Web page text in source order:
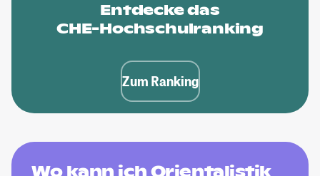
Entdecke das
CHE-Hochschulranking
Zum Ranking
Wo kann ich Orientalistik